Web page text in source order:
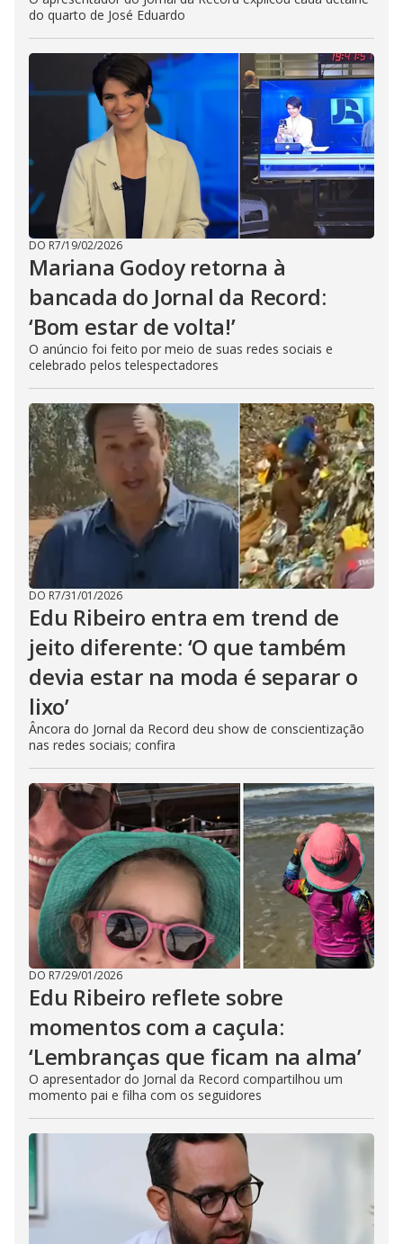
do quarto de José Eduardo
DO R7/19/02/2026
Mariana Godoy retorna à
bancada do Jornal da Record:
‘Bom estar de volta!’
O anúncio foi feito por meio de suas redes sociais e
celebrado pelos telespectadores
DO R7/31/01/2026
Edu Ribeiro entra em trend de
jeito diferente: ‘O que também
devia estar na moda é separar o
lixo’
Âncora do Jornal da Record deu show de conscientização
nas redes sociais; confira
DO R7/29/01/2026
Edu Ribeiro reflete sobre
momentos com a caçula:
‘Lembranças que ficam na alma’
O apresentador do Jornal da Record compartilhou um
momento pai e filha com os seguidores